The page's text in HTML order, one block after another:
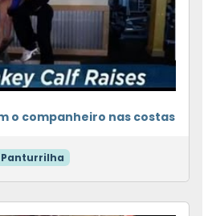
o companheiro nas costas
Panturrilha